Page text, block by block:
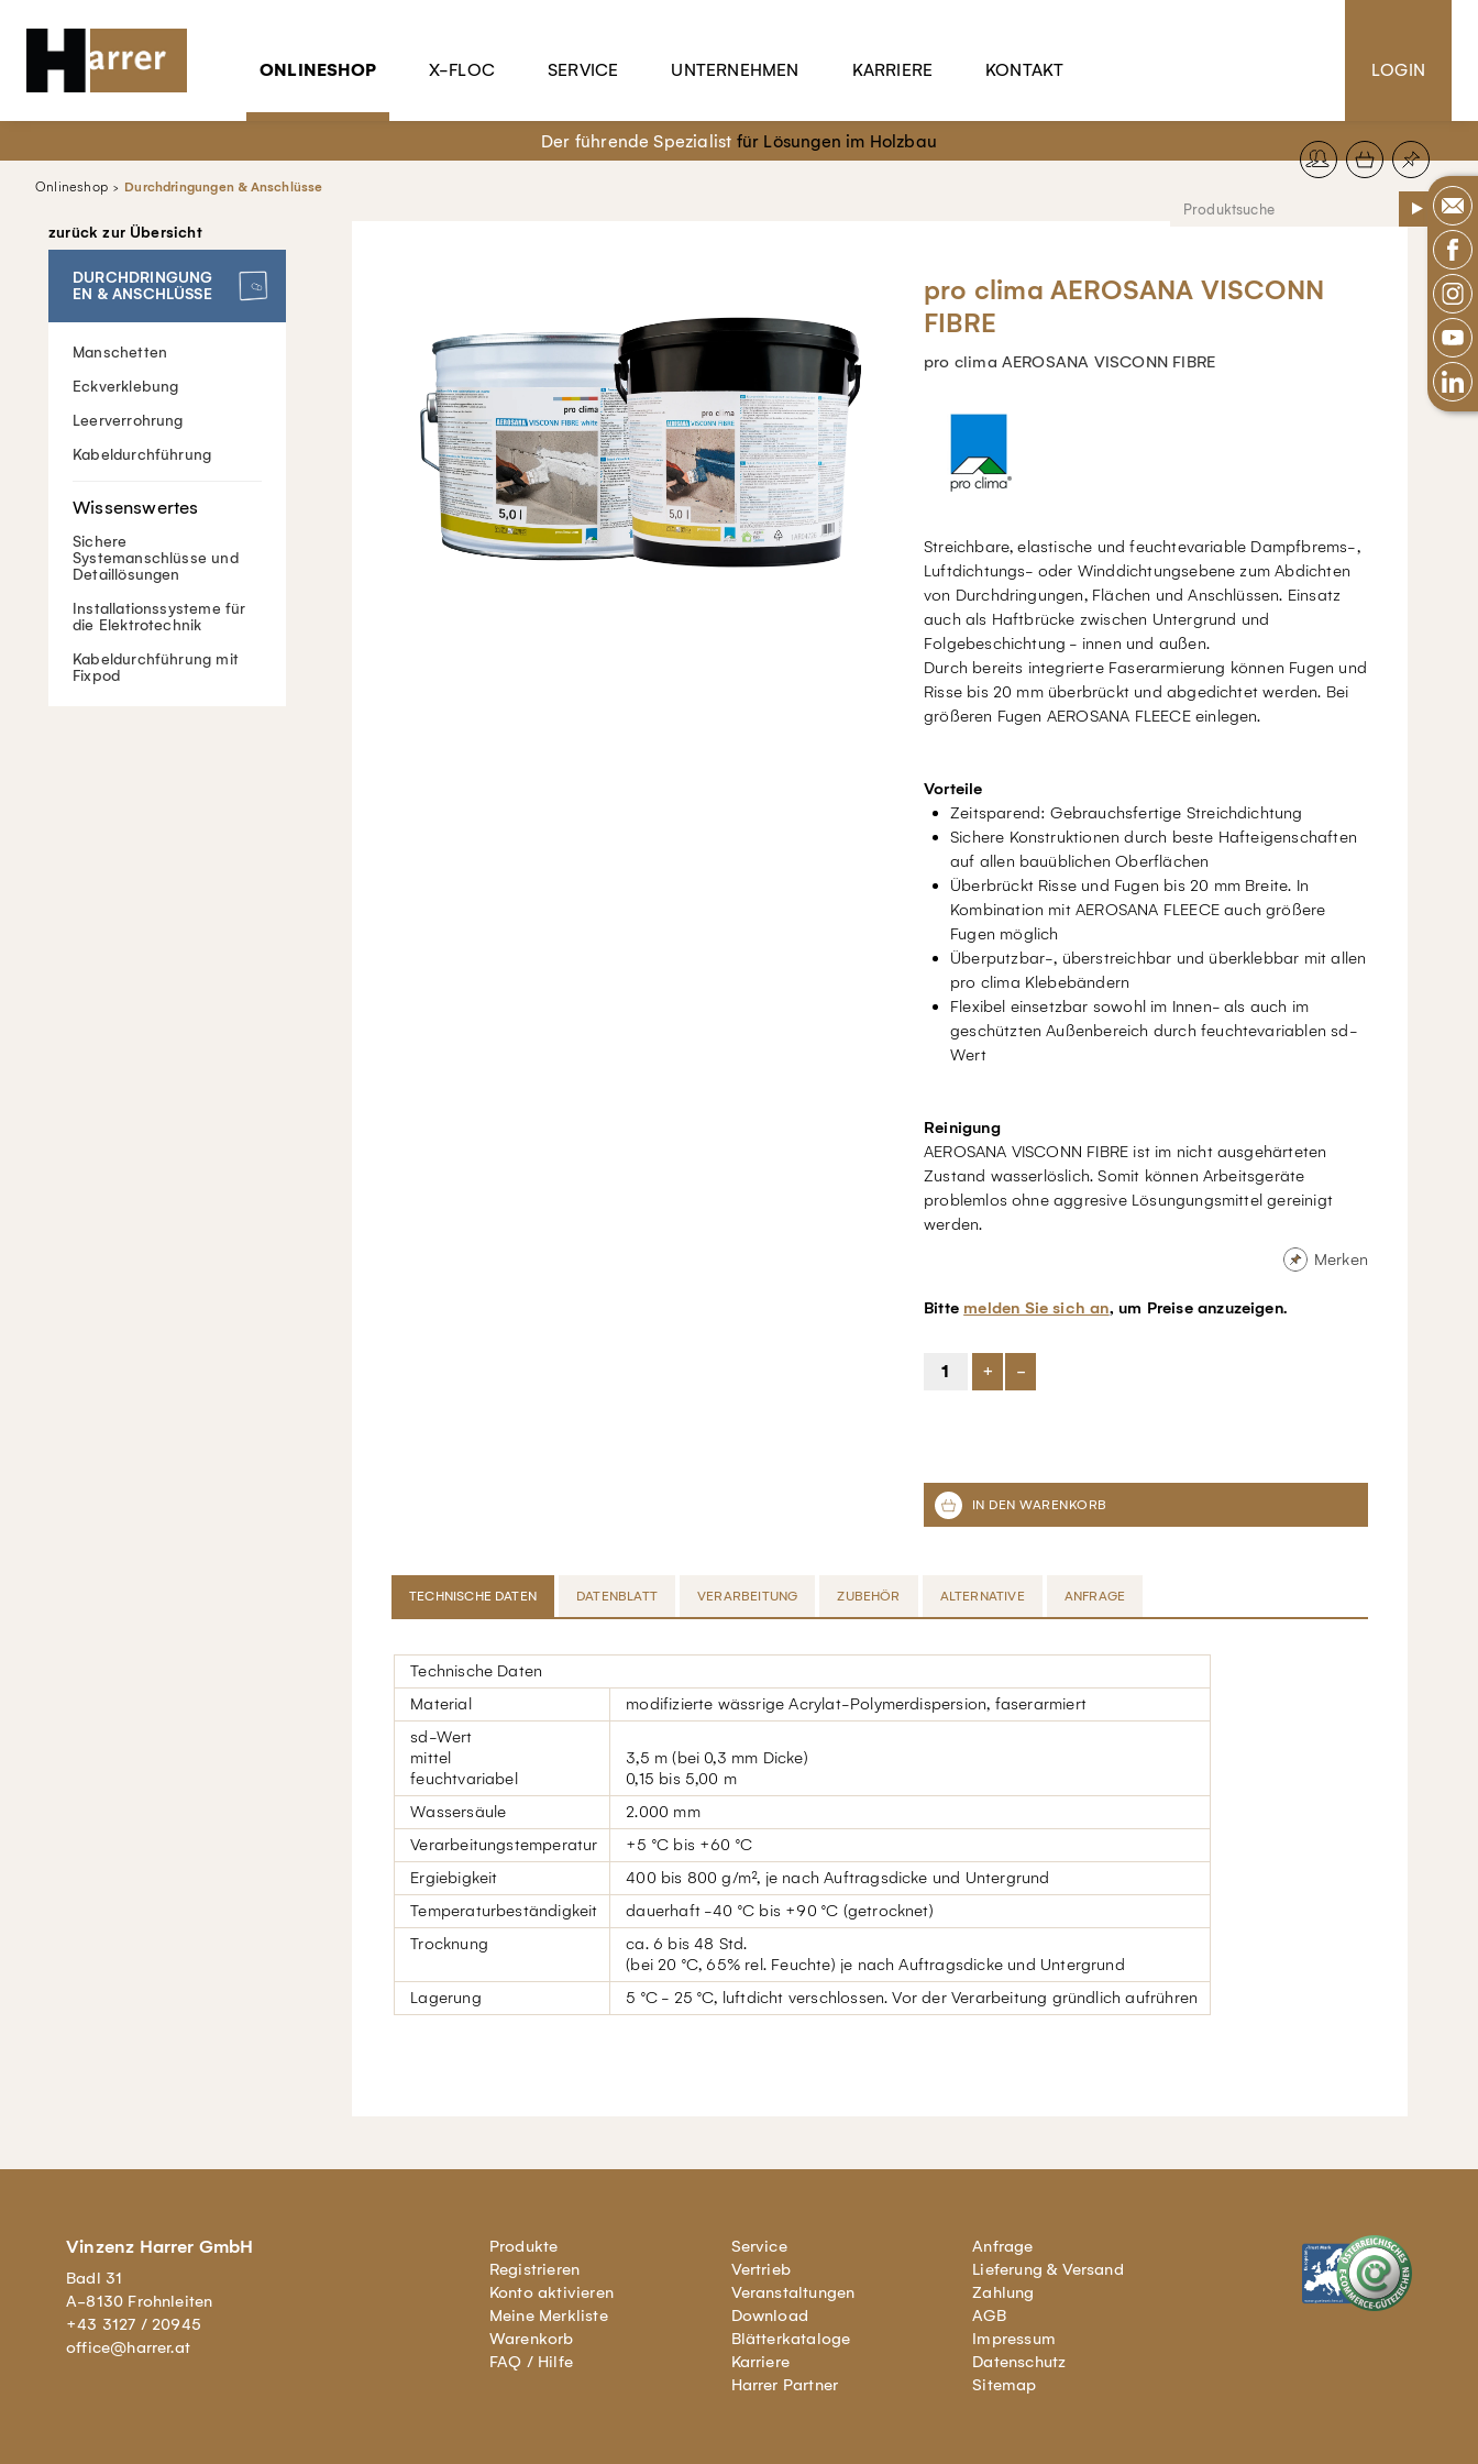
ONLINESHOP X-FLOC SERVICE UNTERNEHMEN KARRIERE KONTAKT LOGIN
Der führende Spezialist für Lösungen im Holzbau
Onlineshop Durchdringungen & Anschlüsse
zurück zur Übersicht
DURCHDRINGUNG
EN & ANSCHLÜSSE
Manschetten
Eckverklebung
Leerverrohrung
Kabeldurchführung
Sichere
Systemanschlüsse und
Detaillösungen
Installationssysteme für
die Elektrotechnik
Kabeldurchführung mit
Fixpod
pro clima AEROSANA VISCONN
FIBRE
pro clima AEROSANA VISCONN FIBRE
Streichbare, elastische und feuchtevariable Dampfbrems-,
Luftdichtungs- oder Winddichtungsebene zum Abdichten
von Durchdringungen, Flächen und Anschlüssen. Einsatz
auch als Haftbrücke zwischen Untergrund und
Folgebeschichtung - innen und außen.
Durch bereits integrierte Faserarmierung können Fugen und
Risse bis 20 mm überbrückt und abgedichtet werden. Bei
größeren Fugen AEROSANA FLEECE einlegen.
Vorteile
Zeitsparend: Gebrauchsfertige Streichdichtung
Sichere Konstruktionen durch beste Hafteigenschaften
auf allen bauüblichen Oberflächen
Überbrückt Risse und Fugen bis 20 mm Breite. In
Kombination mit AEROSANA FLEECE auch größere
Fugen möglich
Überputzbar-, überstreichbar und überklebbar mit allen
pro clima Klebebändern
Flexibel einsetzbar sowohl im Innen- als auch im
geschützten Außenbereich durch feuchtevariablen sd-
Wert
Reinigung
AEROSANA VISCONN FIBRE ist im nicht ausgehärteten
Zustand wasserlöslich. Somit können Arbeitsgeräte
problemlos ohne aggresive Lösungungsmittel gereinigt
werden.
Merken
Bitte melden Sie sich an, um Preise anzuzeigen.
+ -
TECHNISCHE DATEN DATENBLATT VERARBEITUNG ZUBEHÖR ALTERNATIVE ANFRAGE
Technische Daten
Material
modifizierte wässrige Acrylat-Polymerdispersion, faserarmiert
sd-Wert
mittel
feuchtvariabel
3,5 m (bei 0,3 mm Dicke)
0,15 bis 5,00 m
Wassersäule
2.000 mm
Verarbeitungstemperatur
+5 °C bis +60 °C
Ergiebigkeit
400 bis 800 g/m², je nach Auftragsdicke und Untergrund
Temperaturbeständigkeit
dauerhaft -40 °C bis +90 °C (getrocknet)
Trocknung
ca. 6 bis 48 Std.
(bei 20 °C, 65% rel. Feuchte) je nach Auftragsdicke und Untergrund
Lagerung
5 °C - 25 °C, luftdicht verschlossen. Vor der Verarbeitung gründlich aufrühren
Vinzenz Harrer GmbH
Badl 31
A-8130 Frohnleiten
+43 3127 / 20945
office@harrer.at
Produkte
Registrieren
Konto aktivieren
Meine Merkliste
Warenkorb
FAQ / Hilfe
Service
Vertrieb
Veranstaltungen
Download
Blätterkataloge
Karriere
Harrer Partner
Anfrage
Lieferung & Versand
Zahlung
AGB
Impressum
Datenschutz
Sitemap